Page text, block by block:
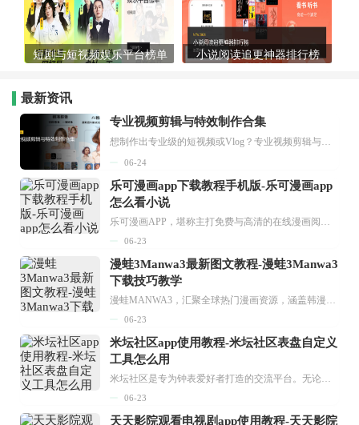
短剧与短视频娱乐平台榜单 小说阅读追更神器排行榜
最新资讯
专业视频剪辑与特效制作合集
想制作出专业级的短视频或Vlog？专业视频剪辑与特效制作大全专题为你提供了从剪辑、抠像到特效包装的全套解决方案。无论是添加炫酷的片头、进行精准的视频抠图，还是制...
06-24
乐可漫画app下载教程手机版-乐可漫画app
怎么看小说
乐可漫画APP，堪称主打免费与高清的在线漫画阅读神器。其官方版提供海量完整版漫画资源，无论是国内漫画，还是日漫、韩漫、台漫、美漫等国外漫画，应有尽有，随时供你阅读。只需轻点一下，便能直接进入阅读界面。不仅如此，乐可漫画最新版本更新速度极快，在这里，你总能抢先看到全网一手漫画章节内容！...
06-23
漫蛙3Manwa3最新图文教程-漫蛙3Manwa3
下载技巧教学
漫蛙MANWA3，汇聚全球热门漫画资源，涵盖韩漫、欧美漫画、国漫等多种类型，题材丰富多样，全方位满足用户阅读喜好。它不仅是阅读平台，更是创作平台，为广大用户打造零门槛创作环境。...
06-23
米坛社区app使用教程-米坛社区表盘自定义
工具怎么用
米坛社区是专为钟表爱好者打造的交流平台。无论你是初涉钟表领域的普通爱好者，还是拥有多年收藏经验的资深玩家，都能在此找到属于自己的天地。 无需注册，就能轻松参与其中。通过专业的讨论论坛与丰富的交互功能，你可与世界各地的钟表爱好者畅快交流。若你钟情于钟表，米坛社区无疑是值得一试的理想之选。在这里，你能获取最新的手表资讯，交流见解，提升鉴赏品味，让每一块手表都成为收藏故事中重要的一部分。感兴趣的朋友，不要错过下载机会。...
06-23
天天影院观看电视剧app使用教程-天天影院